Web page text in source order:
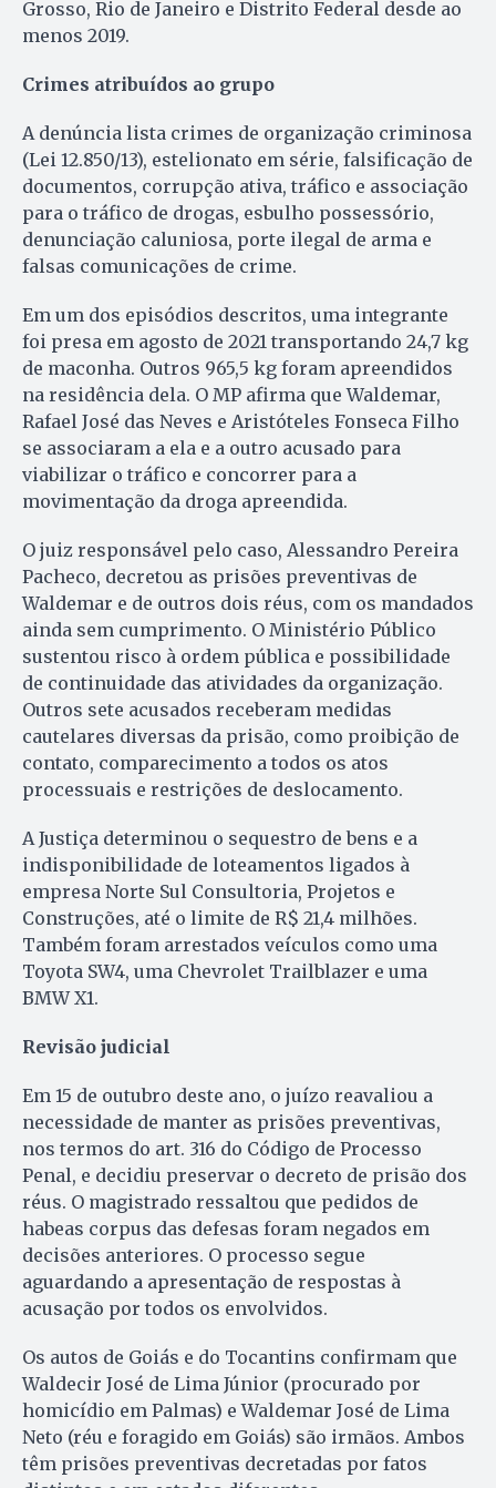
Grosso, Rio de Janeiro e Distrito Federal desde ao
menos 2019.
Crimes atribuídos ao grupo
A denúncia lista crimes de organização criminosa
(Lei 12.850/13), estelionato em série, falsificação de
documentos, corrupção ativa, tráfico e associação
para o tráfico de drogas, esbulho possessório,
denunciação caluniosa, porte ilegal de arma e
falsas comunicações de crime.
Em um dos episódios descritos, uma integrante
foi presa em agosto de 2021 transportando 24,7 kg
de maconha. Outros 965,5 kg foram apreendidos
na residência dela. O MP afirma que Waldemar,
Rafael José das Neves e Aristóteles Fonseca Filho
se associaram a ela e a outro acusado para
viabilizar o tráfico e concorrer para a
movimentação da droga apreendida.
O juiz responsável pelo caso, Alessandro Pereira
Pacheco, decretou as prisões preventivas de
Waldemar e de outros dois réus, com os mandados
ainda sem cumprimento. O Ministério Público
sustentou risco à ordem pública e possibilidade
de continuidade das atividades da organização.
Outros sete acusados receberam medidas
cautelares diversas da prisão, como proibição de
contato, comparecimento a todos os atos
processuais e restrições de deslocamento.
A Justiça determinou o sequestro de bens e a
indisponibilidade de loteamentos ligados à
empresa Norte Sul Consultoria, Projetos e
Construções, até o limite de R$ 21,4 milhões.
Também foram arrestados veículos como uma
Toyota SW4, uma Chevrolet Trailblazer e uma
BMW X1.
Revisão judicial
Em 15 de outubro deste ano, o juízo reavaliou a
necessidade de manter as prisões preventivas,
nos termos do art. 316 do Código de Processo
Penal, e decidiu preservar o decreto de prisão dos
réus. O magistrado ressaltou que pedidos de
habeas corpus das defesas foram negados em
decisões anteriores. O processo segue
aguardando a apresentação de respostas à
acusação por todos os envolvidos.
Os autos de Goiás e do Tocantins confirmam que
Waldecir José de Lima Júnior (procurado por
homicídio em Palmas) e Waldemar José de Lima
Neto (réu e foragido em Goiás) são irmãos. Ambos
têm prisões preventivas decretadas por fatos